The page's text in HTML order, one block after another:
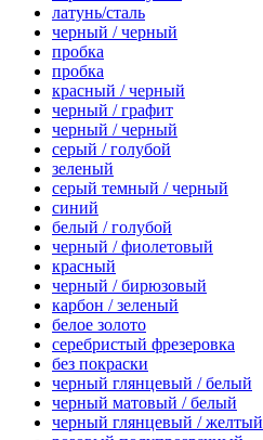
латунь/сталь
черный / черный
пробка
пробка
красный / черный
черный / графит
черный / черный
серый / голубой
зеленый
серый темный / черный
синий
белый / голубой
черный / фиолетовый
красный
черный / бирюзовый
карбон / зеленый
белое золото
серебристый фрезеровка
без покраски
черный глянцевый / белый
черный матовый / белый
черный глянцевый / желтый